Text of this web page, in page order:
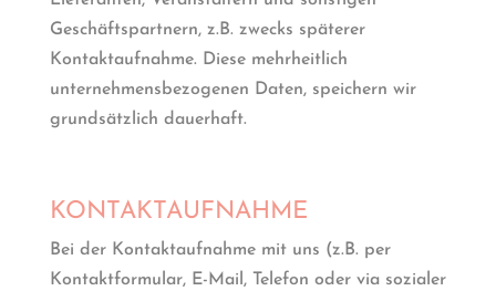
Geschäftspartnern, z.B. zwecks späterer
Kontaktaufnahme. Diese mehrheitlich
unternehmensbezogenen Daten, speichern wir
grundsätzlich dauerhaft.
KONTAKTAUFNAHME
Bei der Kontaktaufnahme mit uns (z.B. per
Kontaktformular, E-Mail, Telefon oder via sozialer